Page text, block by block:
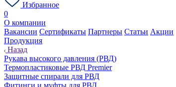
Избранное
0
О компании
Вакансии Сертификаты Партнеры Статьи Акции
Продукция
Назад
Рукава высокого давления (РВД)
Термопластиковые РВД Premier
Защитные спирали для РВД
Фитинги и муфты для РВД